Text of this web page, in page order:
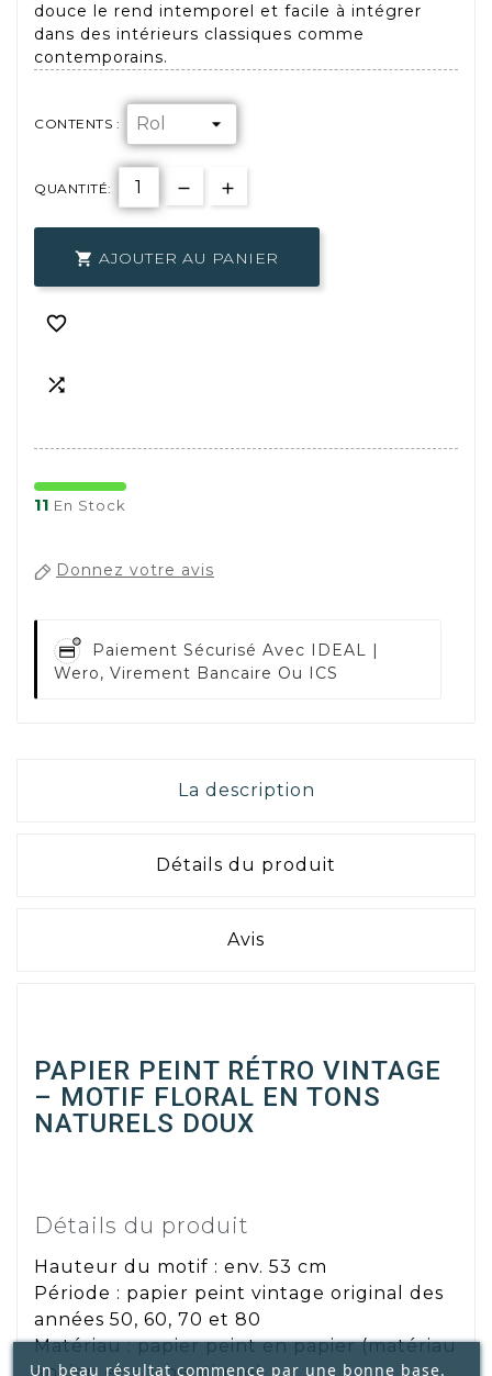
douce le rend intemporel et facile à intégrer
dans des intérieurs classiques comme
contemporains.
CONTENTS :
QUANTITÉ:
 AJOUTER AU PANIER


11 En Stock
Donnez votre avis
Paiement Sécurisé Avec IDEAL |
Wero, Virement Bancaire Ou ICS
La description
Détails du produit
Avis
PAPIER PEINT RÉTRO VINTAGE
– MOTIF FLORAL EN TONS
NATURELS DOUX
Détails du produit
Hauteur du motif : env. 53 cm
Période : papier peint vintage original des
années 50, 60, 70 et 80
Matériau : papier peint en papier (matériau
Un beau résultat commence par une bonne base.